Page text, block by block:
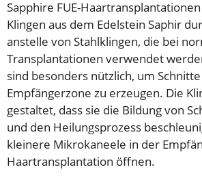
Sapphire FUE-
Klingen aus dem Edelstein Saphir
anstelle von Stahlklingen, die bei
Transplantationen verwendet
sind besonders nützlich, um
Empfängerzone zu erzeugen. Die
gestaltet, dass sie die Bildung von
und den Heilungsprozess
kleinere Mikrokaneele in der
Haartransplantation öffnen.